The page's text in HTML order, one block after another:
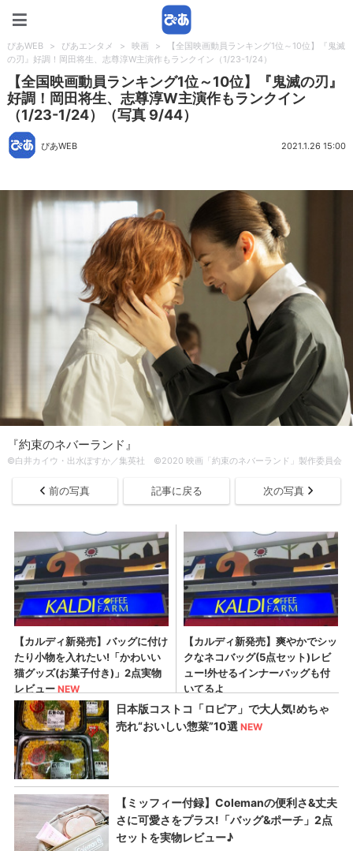
ぴあWEB > ぴあエンタメ > 映画 >
【全国映画動員ランキング1位～10位】『鬼滅
の刃』好調！岡田将生、志尊淳W主演作もランクイン（1/23-1/24）
【全国映画動員ランキング1位～10位】『鬼滅の刃』
好調！岡田将生、志尊淳W主演作もランクイン
（1/23-1/24）（写真 9/44）
ぴあWEB 2021.1.26 15:00
『約束のネバーランド』
©白井カイウ・出水ぽすか／集英社 ©2020 映画「約束のネバーランド」製作委員会
前の写真 記事に戻る 次の写真